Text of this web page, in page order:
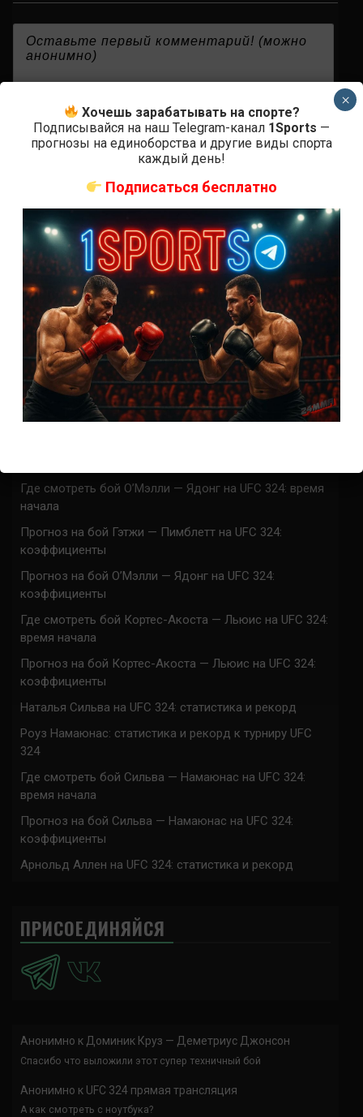
СВЕЖИЕ ЗАПИСИ
ACA 200 прямая трансляция
Марафон боев UFC 325 прямая трансляция
UFC 324 прямая трансляция
Марафон боев UFC 324 прямая трансляция
Где смотреть бой О’Мэлли — Ядонг на UFC 324: время
начала
Прогноз на бой Гэтжи — Пимблетт на UFC 324:
коэффициенты
Прогноз на бой О’Мэлли — Ядонг на UFC 324:
коэффициенты
Где смотреть бой Кортес-Акоста — Льюис на UFC 324:
время начала
Прогноз на бой Кортес-Акоста — Льюис на UFC 324:
коэффициенты
Наталья Сильва на UFC 324: статистика и рекорд
Роуз Намаюнас: статистика и рекорд к турниру UFC
324
Где смотреть бой Сильва — Намаюнас на UFC 324:
время начала
Прогноз на бой Сильва — Намаюнас на UFC 324:
коэффициенты
Арнольд Аллен на UFC 324: статистика и рекорд
ПРИСОЕДИНЯЙСЯ
Анонимно к Доминик Круз — Деметриус Джонсон
Спасибо что выложили этот супер техничный бой
Анонимно к UFC 324 прямая трансляция
А как смотреть с ноутбука?
Хочешь зарабатывать на спорте?
Подписывайся на наш Telegram-канал 1Sports —
прогнозы на единоборства и другие виды спорта
каждый день!
Подписаться бесплатно
×